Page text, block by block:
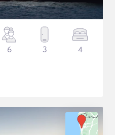
6 3 4